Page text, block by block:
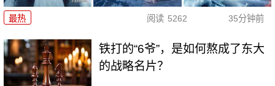
最热 阅读 5262 35分钟前
铁打的“6爷”，是如何熬成了东大
的战略名片？